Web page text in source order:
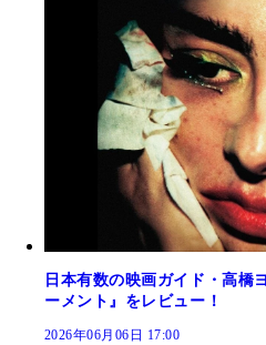
日本有数の映画ガイド・高橋
ーメント』をレビュー！
2026年06月06日 17:00